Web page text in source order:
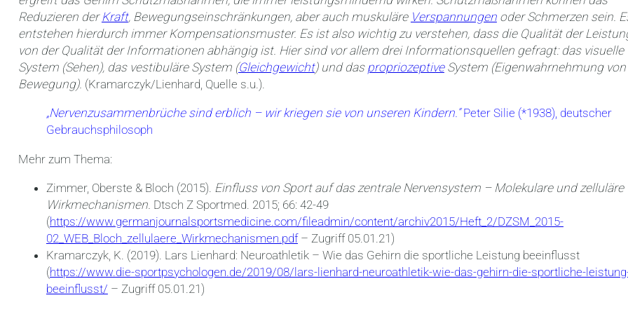
Reduzieren derKraft, Bewegungseinschränkungen, aber auch muskuläre Verspannungenoder Schmerzen sein.
entstehen hierdurch immer Kompensationsmuster. Es ist also wichtig zu verstehen, dass die Qualität der
von der Qualität der Informationen abhängig ist. Hier sind vor allem drei Informationsquellen gefragt: das visuelle
System (Sehen), das vestibuläre System (Gleichgewicht) und das propriozeptiveSystem (Eigenwahrnehmung von
Bewegung). (Kramarczyk/Lienhard, Quelle s.u.).
„Nervenzusammenbrüche sind erblich – wir kriegen sie von unseren Kindern.“Peter Silie (*1938), deutscher
Gebrauchsphilosoph
Mehr zum Thema:
Zimmer, Oberste & Bloch (2015). Einfluss von Sport auf das zentrale Nervensystem – Molekulare und zelluläre
Wirkmechanismen. Dtsch Z Sportmed. 2015; 66: 42-49
(https://www.germanjournalsportsmedicine.com/fileadmin/content/archiv2015/Heft_2/DZSM_2015-
02_WEB_Bloch_zellulaere_Wirkmechanismen.pdf– Zugriff 05.01.21)
Kramarczyk, K. (2019). Lars Lienhard: Neuroathletik – Wie das Gehirn die sportliche Leistung beeinflusst
(https://www.die-sportpsychologen.de/2019/08/lars-lienhard-neuroathletik-wie-das-gehirn-die-sportliche-
beeinflusst/ – Zugriff 05.01.21)